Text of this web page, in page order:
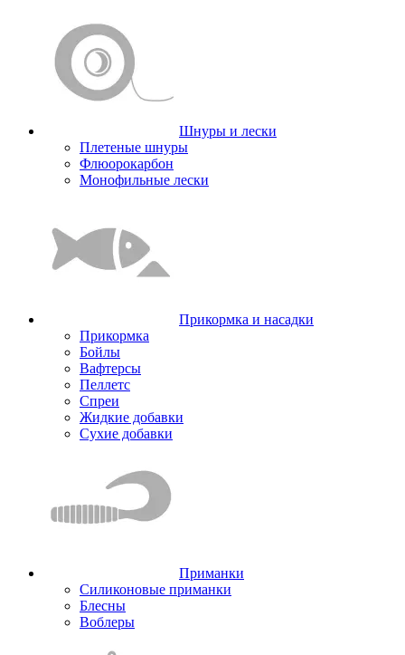
Шнуры и лески
Плетеные шнуры
Флюорокарбон
Монофильные лески
Прикормка и насадки
Прикормка
Бойлы
Вафтерсы
Пеллетс
Спреи
Жидкие добавки
Сухие добавки
Приманки
Силиконовые приманки
Блесны
Воблеры